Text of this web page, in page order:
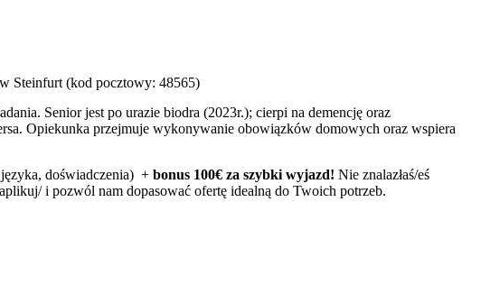
Steinfurt (kod pocztowy: 48565)
Senior jest po urazie biodra (2023r.); cierpi na demencję oraz
Opiekunka przejmuje wykonywanie obowiązków domowych oraz wspiera
doświadczenia) + bonus 100€ za szybki wyjazd! Nie znalazłaś/eś
i pozwól nam dopasować ofertę idealną do Twoich potrzeb.